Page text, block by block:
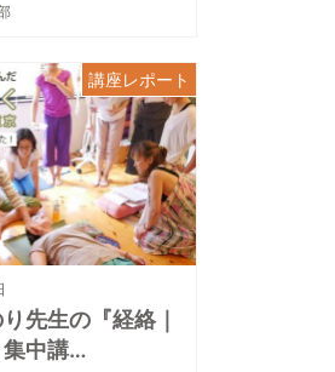
先生の『経絡｜
集中講…
講座レポート